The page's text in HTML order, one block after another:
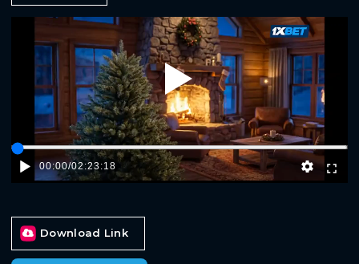
Play
00:00/02:23:18
Download Link